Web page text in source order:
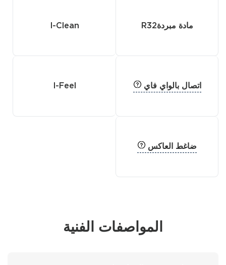
مادة مبردةR32 I-Clean
اتصال بالواي فاي I-Feel
ضاغط العاكس
المواصفات الفنية